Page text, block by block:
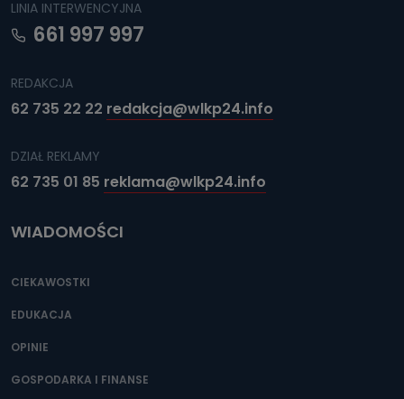
LINIA INTERWENCYJNA
661 997 997
REDAKCJA
62 735 22 22 redakcja@wlkp24.info
DZIAŁ REKLAMY
62 735 01 85 reklama@wlkp24.info
WIADOMOŚCI
CIEKAWOSTKI
EDUKACJA
OPINIE
GOSPODARKA I FINANSE